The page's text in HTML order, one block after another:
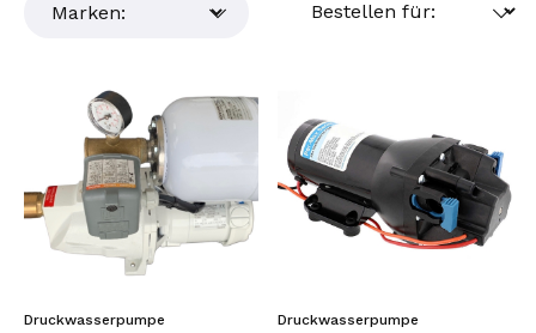
Druckwasserpumpe Druckwasserpumpe